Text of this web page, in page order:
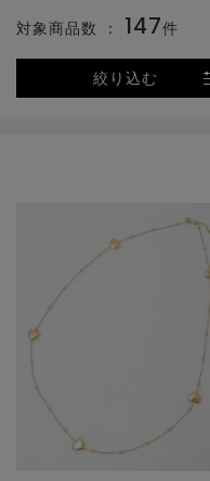
絞り込む
対象商品数 ： 147件